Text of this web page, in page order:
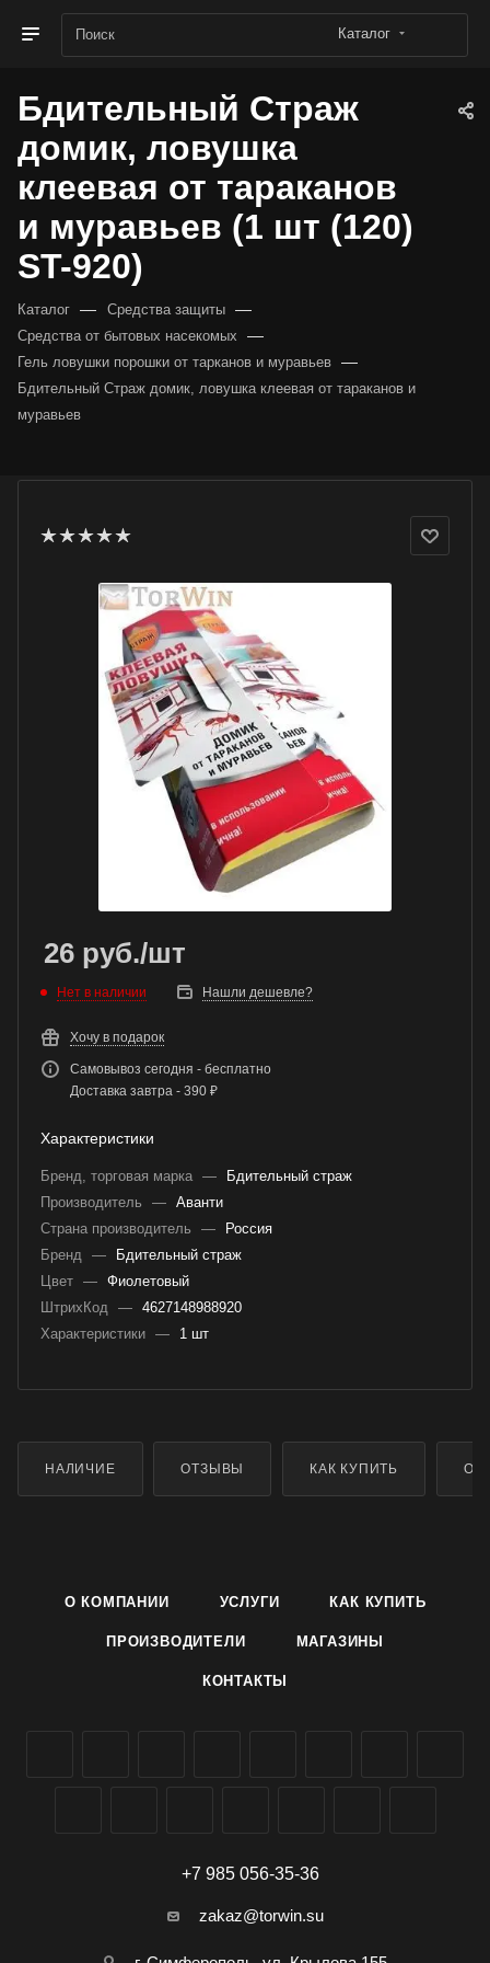
Каталог
Бдительный Страж
домик, ловушка
клеевая от тараканов
и муравьев (1 шт (120)
ST-920)
Каталог — Средства защиты —
Средства от бытовых насекомых —
Гель ловушки порошки от тарканов и муравьев —
Бдительный Страж домик, ловушка клеевая от тараканов и
муравьев
26 руб./шт
Нет в наличии Нашли дешевле?
Хочу в подарок
Самовывоз сегодня - бесплатно
Доставка завтра - 390 ₽
Характеристики
Бренд, торговая марка —
Бдительный страж
Производитель
— Аванти
Страна производитель
—
Россия
Бренд —
Бдительный страж
Цвет — Фиолетовый
ШтрихКод — 4627148988920
Характеристики — 1 шт
НАЛИЧИЕ ОТЗЫВЫ КАК КУПИТЬ
О КОМПАНИИ УСЛУГИ КАК КУПИТЬ
ПРОИЗВОДИТЕЛИ МАГАЗИНЫ
КОНТАКТЫ
+7 985 056-35-36
zakaz@torwin.su